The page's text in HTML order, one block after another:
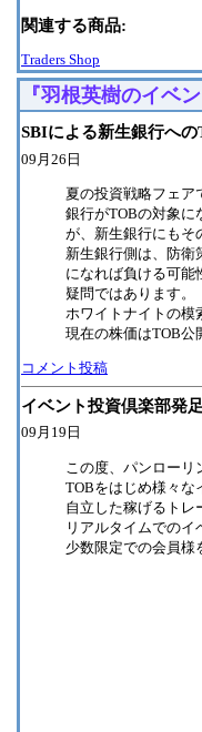
関連する商品:
Traders Shop
『羽根英樹のイベ
SBIによる新生銀行への
09月26日
夏の投資戦略フェ
銀行がTOBの対象に
が、新生銀行にもそ
新生銀行側は、防衛
になれば負ける可能
疑問ではあります。
ホワイトナイトの模
現在の株価はTOB公
コメント投稿
イベント投資倶楽部発足
09月19日
この度、パンロー
TOBをはじめ様々な
自立した稼げるトレ
リアルタイムでの
少数限定での会員様